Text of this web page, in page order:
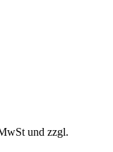
und zzgl.